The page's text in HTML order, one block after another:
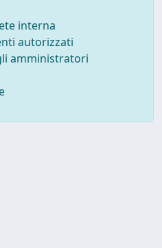
interna
autorizzati
amministratori